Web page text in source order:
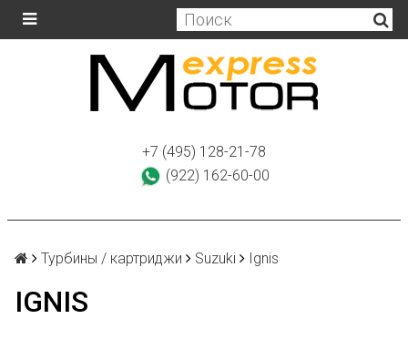
+7 (495) 128-21-78
(922) 162-60-00
Турбины / картриджи Suzuki Ignis
IGNIS